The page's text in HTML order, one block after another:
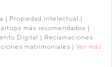
| Propiedad intelectual |
más recomendados |
Digital | Reclamaciones
matrimoniales | Ver más